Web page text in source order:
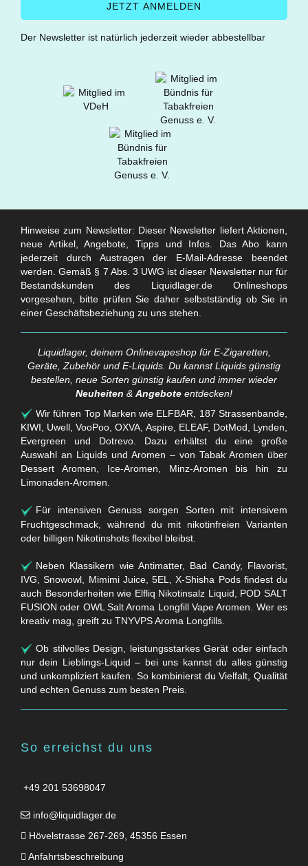
Der Newsletter ist natürlich jederzeit wieder abbestellbar
Hinweise zum Newsletter: Dieser Newsletter liefert Aktionen,
neue Artikel, Angebote, Tipps und Infos. Das Abo kann
jederzeit durch Austragen der E-Mail-Adresse beendet
werden. Gemäß § 7 Abs. 3 UWG ist dieser Newsletter nur für
Bestandskunden des Liquidlager.de Onlineshops
vorgesehen, bitte prüfen Sie daher selbstständig ob Sie in
einer Geschäftsbeziehung zu uns stehen.
Liquidlager, deinem Onlinevapeshop für E-Zigaretten,
Geräte, Zubehör und E-Liquids. Du kannst Liquids günstig
bestellen, neue Sorten günstig kaufen und immer wieder
Neuheiten & Angebote entdecken!
Wir führen Top Marken wie ELFBAR, 187 Strassenbande,
KIWI, Uwell, VooPoo, OXVA, Aspire, ELEAF, DotMod, Lynden,
Evergreen und Dotrevo. Dazu erhältst du eine große
Auswahl an Liquids und Aromen – von Tabak Aromen über
Dessert Aromen, Ice-Aromen, Minz-Aromen bis hin zu
Limonaden-Aromen.
Für intensiven Genuss sorgen Sorten mit intensivem
Fruchtgeschmack, während du mit nikotinfreien Varianten
oder billigen Nikotinshots flexibel bleibst.
Neben Klassikern wie Antimatter, Bad Candy, Flavorist,
IVG, Snowowl, Mimimi Juice, 5EL, X-Shisha Pods findest du
auch Besonderheiten wie Elfliq Nikotinsalz Liquid, POD SALT
FUSION oder OWL Salt Aroma Longfill Vape Aromen. Wer es
kreativ mag, greift zu TNYVPS Aroma Longfills.
Ob stilvolles Design, leistungsstarkes Gerät oder einfach
nur dein Lieblings-Liquid – bei uns kannst du alles günstig
und unkompliziert kaufen. So kombinierst du Vielfalt, Qualität
und echten Genuss zum besten Preis.
So erreichst du uns
+49 201 53698047
info@liquidlager.de
Hövelstrasse 267-269, 45356 Essen
Anfahrtsbeschreibung